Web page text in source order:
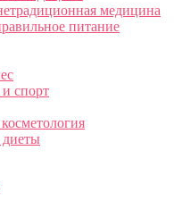
медицина
питание
и спорт
диеты